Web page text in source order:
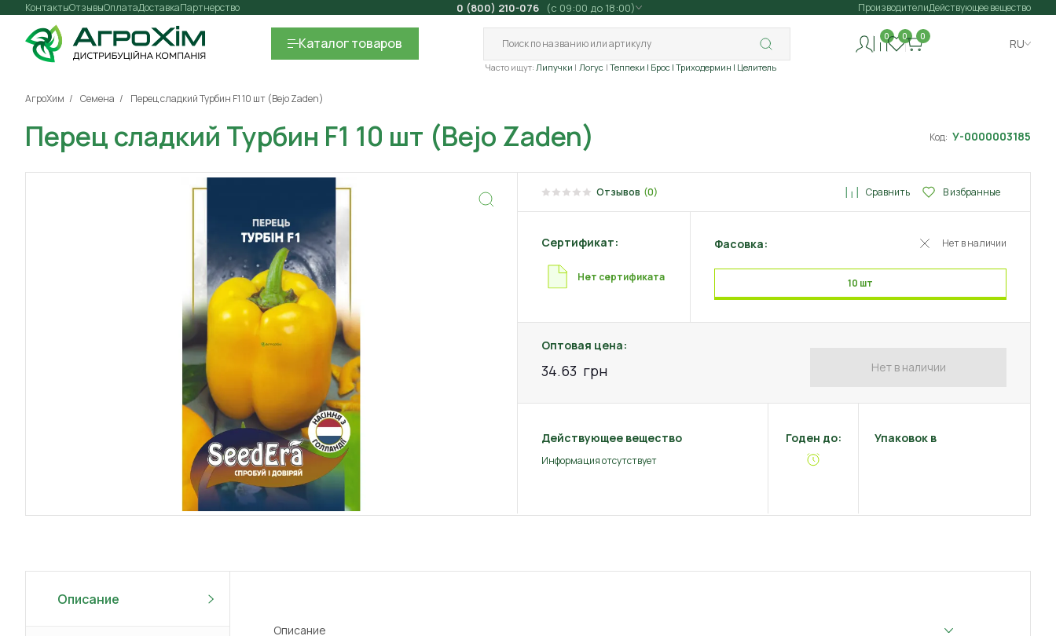
Контакты Оплата
Отзывы ДоставкаПартнерство 0 (800) 210-076 (с 09:00 до 18:00) ПроизводителиДействующее вещество
Каталогтоваров
Часто ищут: Липучки Логус Теппеки | Брос | Триходермин | Целитель
0 0 0
RU
АгроХим Семена Перец сладкий Турбин F1 10 шт (Bejo Zaden)
Перец сладкий Турбин F1 10 шт (Bejo Zaden) Код: У-0000003185
Отзывов (0) Сравнить В избранные
Сертификат:
Нет сертификата
Фасовка: Нет в наличии
10 шт
Оптовая цена:
34.63 грн Нет в наличии
Действующее вещество
Информация отсутствует
Годен до: Упаковок в
Описание
Описание